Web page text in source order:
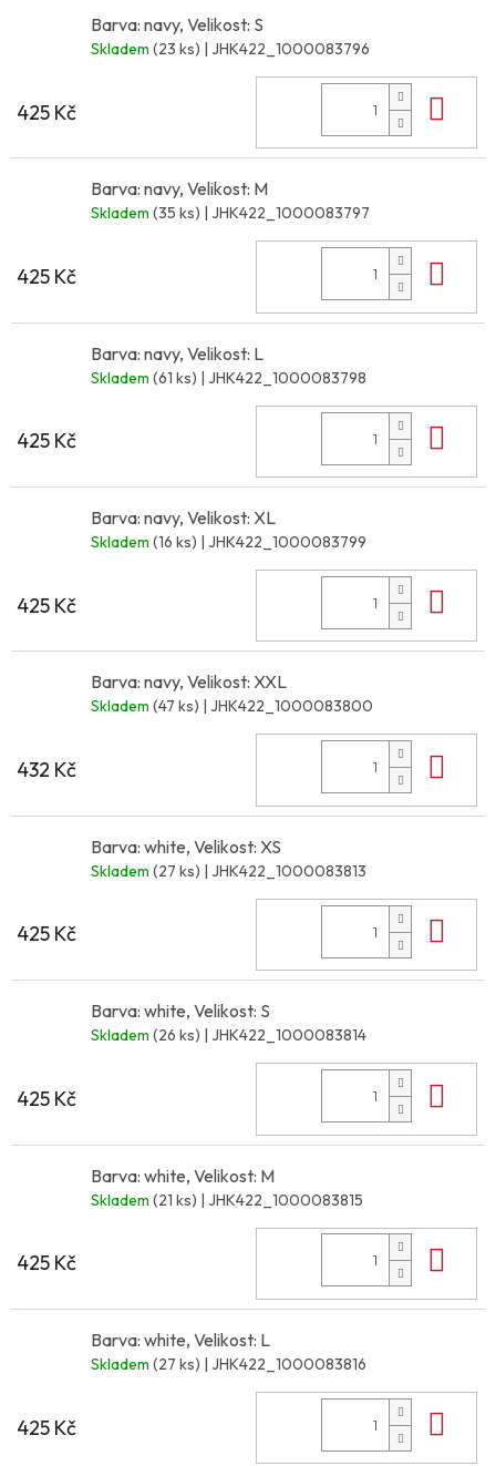
Barva: navy, Velikost: S
Skladem (23 ks) | JHK422_1000083796
425 Kč
Barva: navy, Velikost: M
Skladem (35 ks) | JHK422_1000083797
425 Kč
Barva: navy, Velikost: L
Skladem (61 ks) | JHK422_1000083798
425 Kč
Barva: navy, Velikost: XL
Skladem (16 ks) | JHK422_1000083799
425 Kč
Barva: navy, Velikost: XXL
Skladem (47 ks) | JHK422_1000083800
432 Kč
Barva: white, Velikost: XS
Skladem (27 ks) | JHK422_1000083813
425 Kč
Barva: white, Velikost: S
Skladem (26 ks) | JHK422_1000083814
425 Kč
Barva: white, Velikost: M
Skladem (21 ks) | JHK422_1000083815
425 Kč
Barva: white, Velikost: L
Skladem (27 ks) | JHK422_1000083816
425 Kč